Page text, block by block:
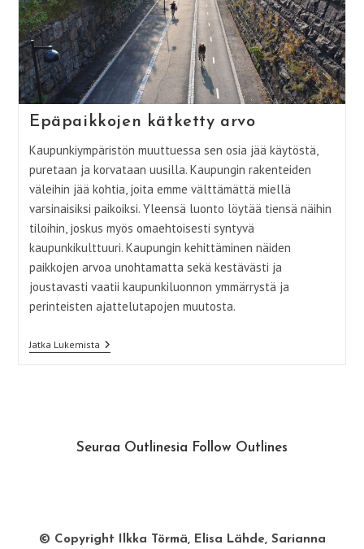
Epäpaikkojen kätketty arvo
Kaupunkiympäristön muuttuessa sen osia jää käytöstä,
puretaan ja korvataan uusilla. Kaupungin rakenteiden
väleihin jää kohtia, joita emme välttämättä miellä
varsinaisiksi paikoiksi. Yleensä luonto löytää tiensä näihin
tiloihin, joskus myös omaehtoisesti syntyvä
kaupunkikulttuuri. Kaupungin kehittäminen näiden
paikkojen arvoa unohtamatta sekä kestävästi ja
joustavasti vaatii kaupunkiluonnon ymmärrystä ja
perinteisten ajattelutapojen muutosta.
Jatka LukemistaEpäpaikkojen
Kätketty
Seuraa Outlinesia Follow Outlines
© Copyright Ilkka Törmä, Elisa Lähde, Sarianna